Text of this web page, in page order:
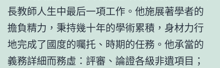
長教師人生中最后一項工作。他施展著學者的
擔負精力，秉持幾十年的學術累積，身材力行
地完成了國度的囑托、時期的任務。他承當的
義務詳細而務虛：評審、論證各級非遺項目；